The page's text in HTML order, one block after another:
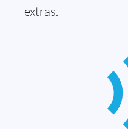
extras.